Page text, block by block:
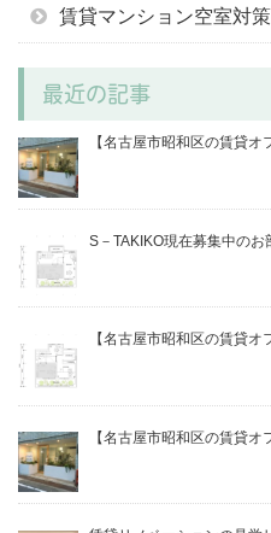
賃貸マンション空室対策
最近の記事
【名古屋市昭和区の賃貸
S－TAKIKO現在募集中の
【名古屋市昭和区の賃貸
【名古屋市昭和区の賃貸